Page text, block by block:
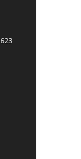
623